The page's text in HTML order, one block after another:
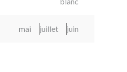
mai juillet juin